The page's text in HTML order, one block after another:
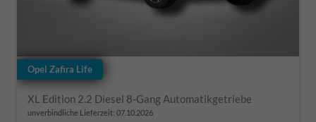
Opel Zafira Life
XL Edition 2.2 Diesel 8-Gang Automatikgetriebe
unverbindliche Lieferzeit: 07.10.2026